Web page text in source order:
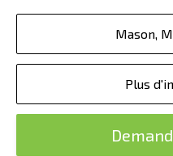
Mason,
Plus